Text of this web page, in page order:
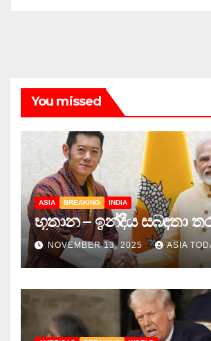
You missed
ASIA BREAKING INDIA
භූතාන – ඉන්දීය සබඳතා
NOVEMBER 13, 2025 ASIA